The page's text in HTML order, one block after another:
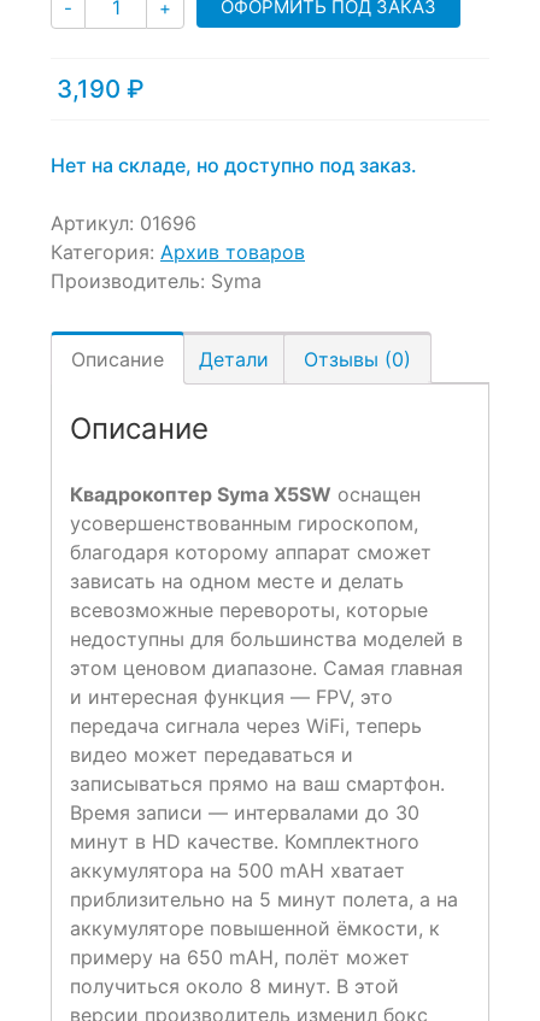
- + ОФОРМИТЬ ПОД ЗАКАЗ
3,190 ₽
Нет на складе, но доступно под заказ.
Артикул: 01696
Категория: Архив товаров
Производитель: Syma
Описание Детали Отзывы (0)
Описание
Квадрокоптер Syma X5SW оснащен
усовершенствованным гироскопом,
благодаря которому аппарат сможет
зависать на одном месте и делать
всевозможные перевороты, которые
недоступны для большинства моделей в
этом ценовом диапазоне. Самая главная
и интересная функция — FPV, это
передача сигнала через WiFi, теперь
видео может передаваться и
записываться прямо на ваш смартфон.
Время записи — интервалами до 30
минут в HD качестве. Комплектного
аккумулятора на 500 mAH хватает
приблизительно на 5 минут полета, а на
аккумуляторе повышенной ёмкости, к
примеру на 650 mAH, полёт может
получиться около 8 минут. В этой
версии производитель изменил бокс